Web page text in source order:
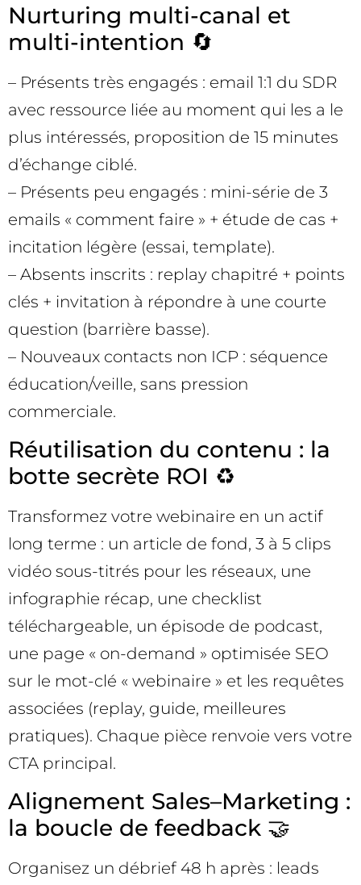
Nurturing multi-canal et
multi-intention 🔄
– Présents très engagés : email 1:1 du SDR
avec ressource liée au moment qui les a le
plus intéressés, proposition de 15 minutes
d’échange ciblé.
– Présents peu engagés : mini-série de 3
emails « comment faire » + étude de cas +
incitation légère (essai, template).
– Absents inscrits : replay chapitré + points
clés + invitation à répondre à une courte
question (barrière basse).
– Nouveaux contacts non ICP : séquence
éducation/veille, sans pression
commerciale.
Réutilisation du contenu : la
botte secrète ROI ♻️
Transformez votre webinaire en un actif
long terme : un article de fond, 3 à 5 clips
vidéo sous-titrés pour les réseaux, une
infographie récap, une checklist
téléchargeable, un épisode de podcast,
une page « on-demand » optimisée SEO
sur le mot-clé « webinaire » et les requêtes
associées (replay, guide, meilleures
pratiques). Chaque pièce renvoie vers votre
CTA principal.
Alignement Sales–Marketing :
la boucle de feedback 🤝
Organisez un débrief 48 h après : leads